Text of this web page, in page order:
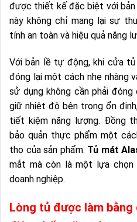
được thiết kế đặc biệt với
này không chỉ mang lại sự
tính an toàn và hiệu quả năng
Với bản lề tự động, khi cửa
đóng lại một cách nhẹ nhàng
sử dụng không cần phải
giữ nhiệt độ bên trong ổn
tiết kiệm năng lượng. Đồng
bảo quản thực phẩm một
thọ của sản phẩm. Tủ mát
mắt mà còn là một lựa chọn
doanh nghiệp.
Lòng tủ được làm